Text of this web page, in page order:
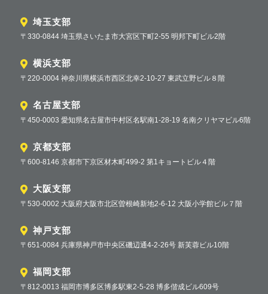
埼玉支部
〒330-0844 埼玉県さいたま市大宮区下町2-55 明邦下町ビル2階
横浜支部
〒220-0004 神奈川県横浜市西区北幸2-10-27 東武立野ビル８階
名古屋支部
〒450-0003 愛知県名古屋市中村区名駅南1-28-19 名南クリヤマビル6階
京都支部
〒600-8146 京都市下京区材木町499-2 第1キョートビル４階
大阪支部
〒530-0002 大阪府大阪市北区曽根崎新地2-6-12 大阪小学館ビル７階
神戸支部
〒651-0084 兵庫県神戸市中央区磯辺通4-2-26号 新芙蓉ビル10階
福岡支部
〒812-0013 福岡市博多区博多駅東2-5-28 博多偕成ビル609号